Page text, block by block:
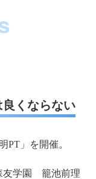
くならない
PT」を開催。
友学園 籠池前理